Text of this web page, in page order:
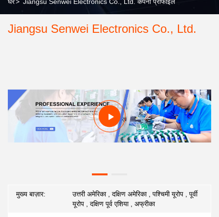
Jiangsu Senwei Electronics Co., Ltd.
मुख्य बाज़ार:
उत्तरी अमेरिका , दक्षिण अमेरिका , पश्चिमी यूरोप , पूर्वी
यूरोप , दक्षिण पूर्व एशिया , अफ्रीका